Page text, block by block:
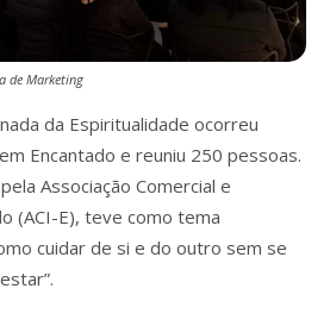
de Marketing
da Espiritualidade ocorreu
Encantado e reuniu 250 pessoas.
Associação Comercial e
(ACI-E), teve como tema
cuidar de si e do outro sem se